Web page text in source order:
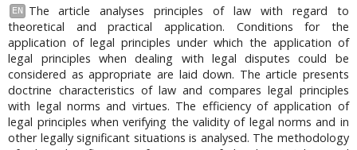
EN
The article analyses principles of law with regard to
theoretical and practical application. Conditions for the
application of legal principles under which the application of
legal principles when dealing with legal disputes could be
considered as appropriate are laid down. The article presents
doctrine characteristics of law and compares legal principles
with legal norms and virtues. The efficiency of application of
legal principles when verifying the validity of legal norms and in
other legally significant situations is analysed. The methodology